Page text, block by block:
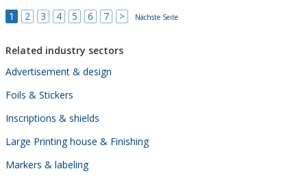
Tübingen befindet sich zwischen den Hochschulinstituten, neben
1 2 3 4 5 6 7 > Nächste Seite
Related industry sectors
Advertisement & design
Foils & Stickers
Inscriptions & shields
Large Printing house & Finishing
Markers & labeling